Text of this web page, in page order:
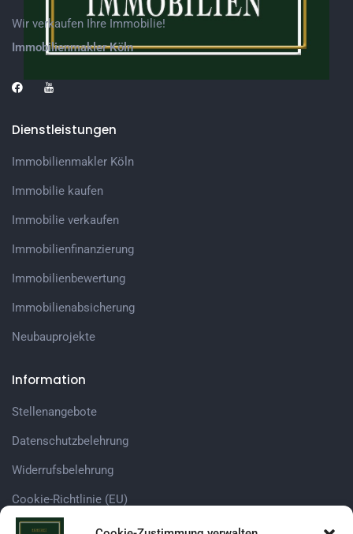
Wir verkaufen Ihre Immobilie!
Immobilienmakler Köln
Dienstleistungen
Immobilienmakler Köln
Immobilie kaufen
Immobilie verkaufen
Immobilienfinanzierung
Immobilienbewertung
Immobilienabsicherung
Neubauprojekte
Information
Stellenangebote
Datenschutzbelehrung​
Widerrufsbelehrung
Cookie-Richtlinie (EU)